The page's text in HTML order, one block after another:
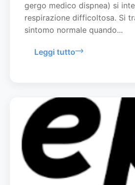
gergo medico dispnea) si
respirazione difficoltosa. Si
sintomo normale quando...
Leggi tutto